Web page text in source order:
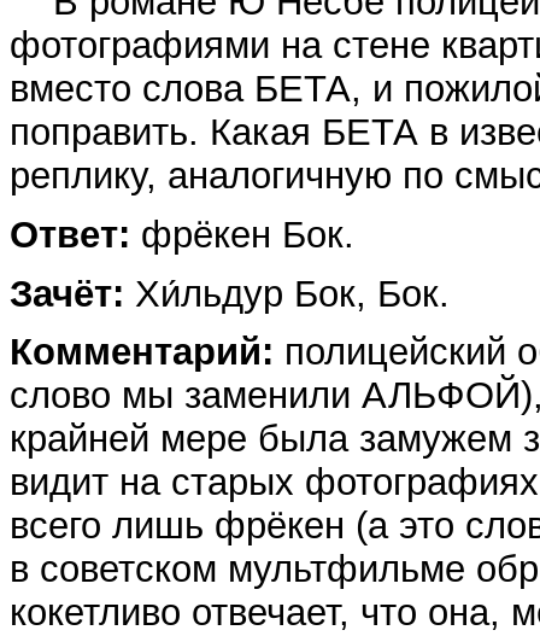
фотографиями на стене
вместо слова БЕТА, и
поправить. Какая БЕТА в
реплику, аналогичную по
Ответ: фрёкен Бок.
Зачёт: Хи́льдур Бок, Бок.
Комментарий: полицейский
слово мы заменили
крайней мере была замужем
видит на старых
всего лишь фрёкен (а это
в советском мультфильме
кокетливо отвечает, что